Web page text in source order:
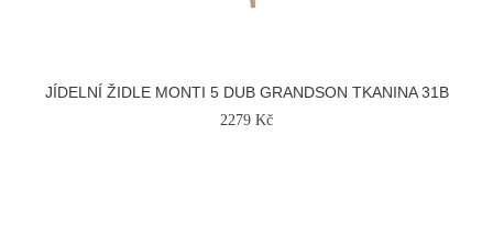
JÍDELNÍ ŽIDLE MONTI 5 DUB GRANDSON TKANINA 31B
2279 Kč